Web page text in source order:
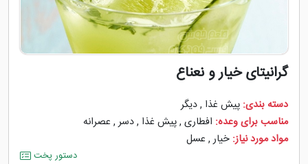
گرانیتای خیار و نعناع
دسته بندی: پیش غذا ,دیگر
مناسب برای وعده: افطاری ,پیش غذا ,دسر, عصرانه
مواد مورد نیاز: خیار, عسل
دستور پخت